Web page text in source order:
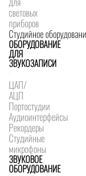
световых
приборов
Студийное
ОБОРУДОВАНИЕ
ДЛЯ
ЗВУКОЗАПИСИ
ЦАП/
АЦП
Портостудии
Аудиоинтерфейсы
Рекордеры
Студийные
микрофоны
ЗВУКОВОЕ
ОБОРУДОВАНИЕ